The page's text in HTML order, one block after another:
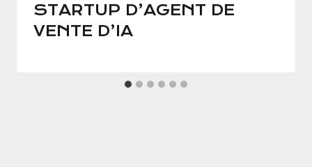
STARTUP D’AGENT DE
VENTE D’IA